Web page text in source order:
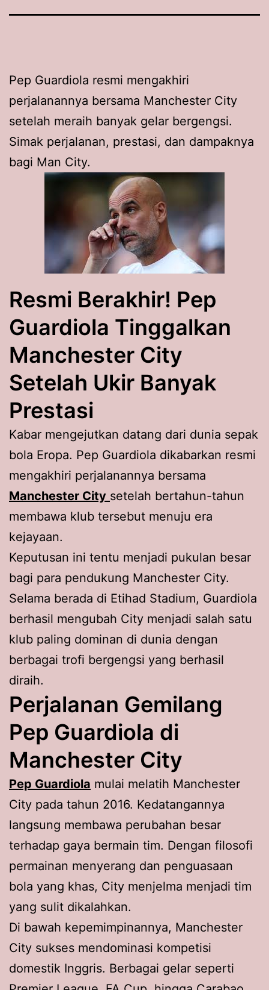
Pep Guardiola resmi mengakhiri
perjalanannya bersama Manchester City
setelah meraih banyak gelar bergengsi.
Simak perjalanan, prestasi, dan dampaknya
bagi Man City.
Resmi Berakhir! Pep
Guardiola Tinggalkan
Manchester City
Setelah Ukir Banyak
Prestasi
Kabar mengejutkan datang dari dunia sepak
bola Eropa. Pep Guardiola dikabarkan resmi
mengakhiri perjalanannya bersama
Manchester City setelah bertahun-tahun
membawa klub tersebut menuju era
kejayaan.
Keputusan ini tentu menjadi pukulan besar
bagi para pendukung Manchester City.
Selama berada di Etihad Stadium, Guardiola
berhasil mengubah City menjadi salah satu
klub paling dominan di dunia dengan
berbagai trofi bergengsi yang berhasil
diraih.
Perjalanan Gemilang
Pep Guardiola di
Manchester City
Pep Guardiola mulai melatih Manchester
City pada tahun 2016. Kedatangannya
langsung membawa perubahan besar
terhadap gaya bermain tim. Dengan filosofi
permainan menyerang dan penguasaan
bola yang khas, City menjelma menjadi tim
yang sulit dikalahkan.
Di bawah kepemimpinannya, Manchester
City sukses mendominasi kompetisi
domestik Inggris. Berbagai gelar seperti